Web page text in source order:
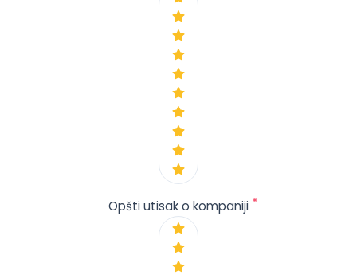
Opšti utisak o kompaniji *